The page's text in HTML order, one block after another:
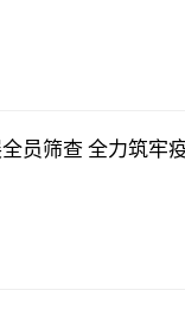
员筛查 全力筑牢